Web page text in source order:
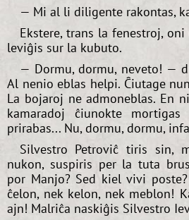
— Mi al li diligente rakontas,
Ekstere, trans la fenestroj,
leviĝis sur la kubuto.
— Dormu, dormu, neveto! —
Al nenio eblas helpi. Ĉiutage
La bojaroj ne admoneblas. En
kamaradoj ĉiunokte
prirabas... Nu, dormu, dormu,
Silvestro Petroviĉ tiris sin,
nukon, suspiris per la tuta
por Manjo? Sed kiel vivi
ĉelon, nek kelon, nek meblon!
ajn! Malriĉa naskiĝis Silvestro